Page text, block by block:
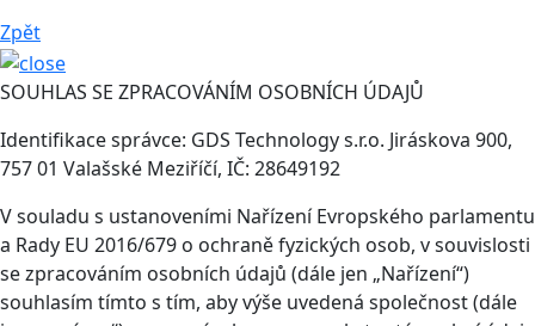
Zpět
SOUHLAS SE ZPRACOVÁNÍM OSOBNÍCH ÚDAJŮ
Identifikace správce: GDS Technology s.r.o. Jiráskova 900,
757 01 Valašské Meziříčí, IČ: 28649192
V souladu s ustanoveními Nařízení Evropského parlamentu
a Rady EU 2016/679 o ochraně fyzických osob, v souvislosti
se zpracováním osobních údajů (dále jen „Nařízení“)
souhlasím tímto s tím, aby výše uvedená společnost (dále